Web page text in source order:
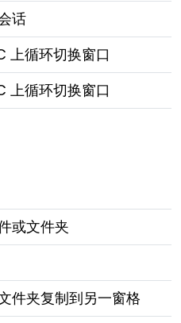
话
上循环切换窗口
上循环切换窗口
或文件夹
件夹复制到另一窗格